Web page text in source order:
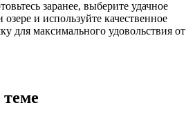
заранее, выберите удачное
озере и используйте качественное
для максимального удовольствия от